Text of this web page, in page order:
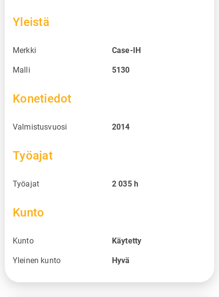
Yleistä
Merkki Case-IH
Malli 5130
Konetiedot
Valmistusvuosi 2014
Työajat
Työajat 2 035 h
Kunto
Kunto Käytetty
Yleinen kunto Hyvä